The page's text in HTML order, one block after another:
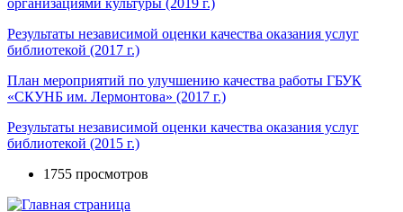
организациями культуры (2019 г.)
Результаты независимой оценки качества оказания услуг
библиотекой (2017 г.)
План мероприятий по улучшению качества работы ГБУК
«СКУНБ им. Лермонтова» (2017 г.)
Результаты независимой оценки качества оказания услуг
библиотекой (2015 г.)
1755 просмотров